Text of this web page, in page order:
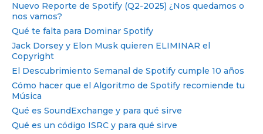
Nuevo Reporte de Spotify (Q2-2025) ¿Nos quedamos o
nos vamos?
Qué te falta para Dominar Spotify
Jack Dorsey y Elon Musk quieren ELIMINAR el
Copyright
El Descubrimiento Semanal de Spotify cumple 10 años
Cómo hacer que el Algoritmo de Spotify recomiende tu
Música
Qué es SoundExchange y para qué sirve
Qué es un código ISRC y para qué sirve